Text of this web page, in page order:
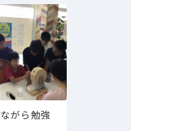
がら勉強